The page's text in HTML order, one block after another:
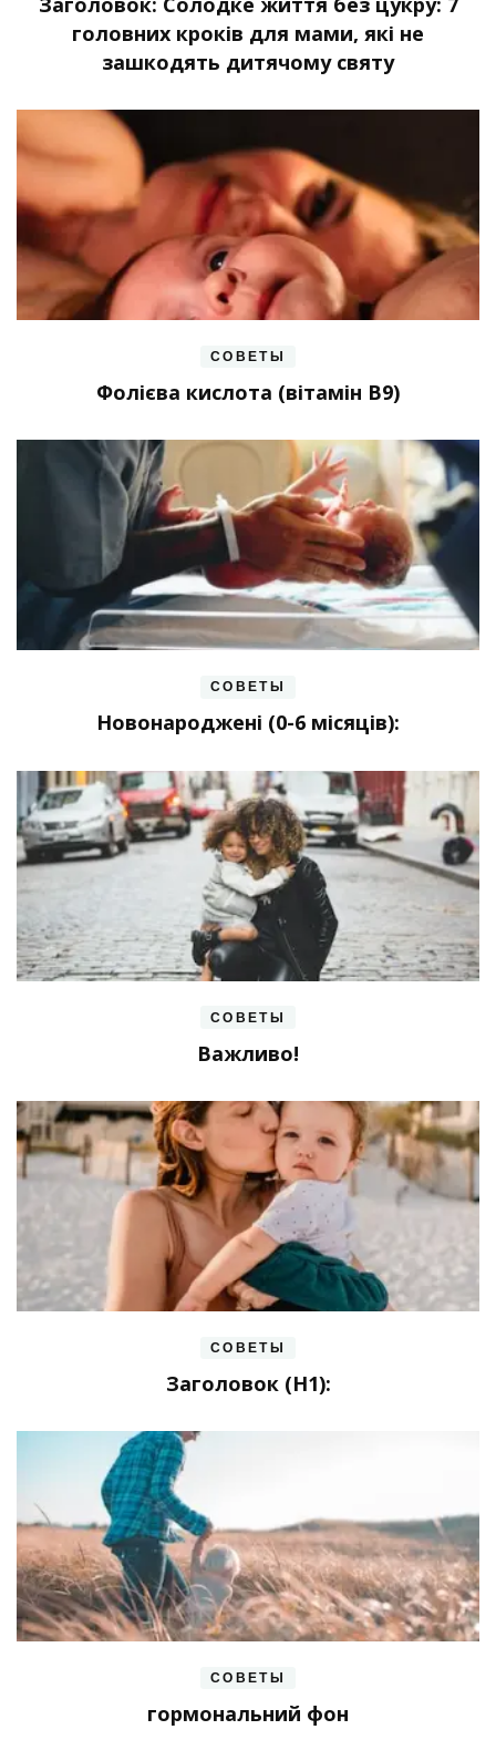
головних кроків для мами, які не
зашкодять дитячому святу
СОВЕТЫ
Фолієва кислота (вітамін В9)
СОВЕТЫ
Новонароджені (0-6 місяців):
СОВЕТЫ
Важливо!
СОВЕТЫ
Заголовок (H1):
СОВЕТЫ
гормональний фон